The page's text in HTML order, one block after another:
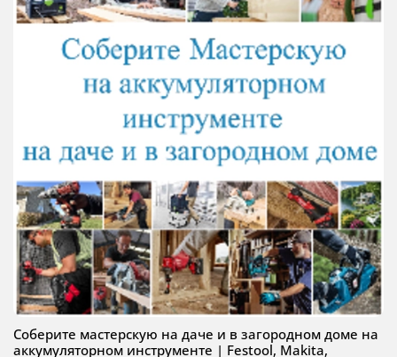
Соберите мастерскую на даче и в загородном доме на
аккумуляторном инструменте | Festool, Makita,